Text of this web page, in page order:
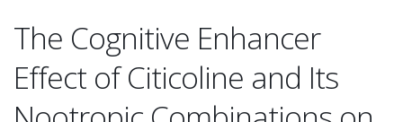
The Cognitive Enhancer
Effect of Citicoline and Its